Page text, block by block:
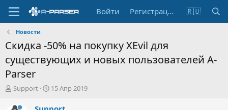
Войти Регистрация 🇷🇺
Новости
Скидка -50% на покупку XEvil для
существующих и новых пользователей A-
Parser
А
т
Support
Д
т
15 Апр 2019